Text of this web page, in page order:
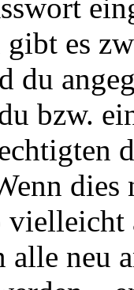
gibt es
bzw.
alle neu